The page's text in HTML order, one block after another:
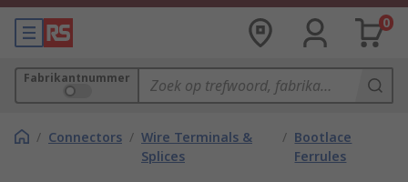
0
Fabrikantnummer
/ Connectors / Wire Terminals &
Splices
/ Bootlace
Ferrules